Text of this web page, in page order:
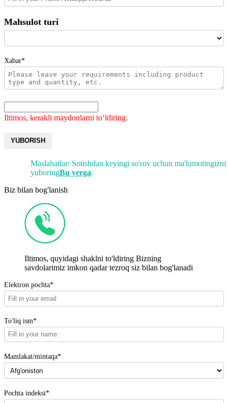
Mahsulot turi
Xabar*
Iltimos, kerakli maydonlarni toʻldiring.
YUBORISH
Maslahatlar: Sotishdan keyingi so'rov uchun ma'lumotingizni
yuboringBu yerga.
Biz bilan bog'lanish
Iltimos, quyidagi shaklni to'ldiring Bizning
savdolarimiz imkon qadar tezroq siz bilan bog'lanadi
Elektron pochta*
To'liq ism*
Mamlakat/mintaqa*
Pochta indeksi*